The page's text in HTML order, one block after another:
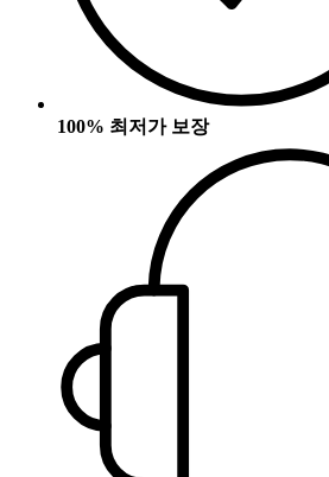
100% 최저가 보장